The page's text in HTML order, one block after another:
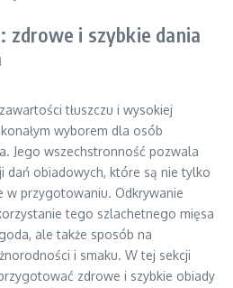
zdrowe i szybkie dania
tłuszczu i wysokiej
wyborem dla osób
Jego wszechstronność pozwala
dań obiadowych, które są nie tylko
w przygotowaniu. Odkrywanie
tego szlachetnego mięsa
ale także sposób na
i smaku. W tej sekcji
zdrowe i szybkie obiady